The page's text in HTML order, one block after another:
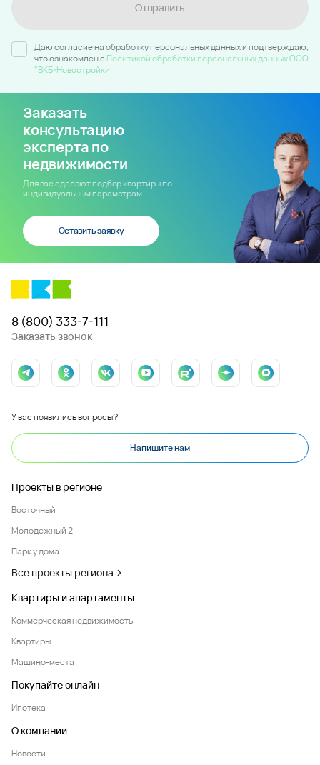
Отправить
Даю согласие на обработку персональных данных и подтверждаю,
что ознакомлен c Политикой обработки персональных данных ООО
"ВКБ-Новостройки
Заказать
консультацию
эксперта по
недвижимости
Для вас сделают подбор квартиры по
индивидуальным параметрам
Оставить заявку
8 (800) 333-7-111
Заказать звонок
У вас появились вопросы?
Напишите нам
Проекты в регионе
Восточный
Молодежный 2
Парк у дома
Все проекты региона
Квартиры и апартаменты
Коммерческая недвижимость
Квартиры
Машино-места
Покупайте онлайн
Ипотека
О компании
Новости